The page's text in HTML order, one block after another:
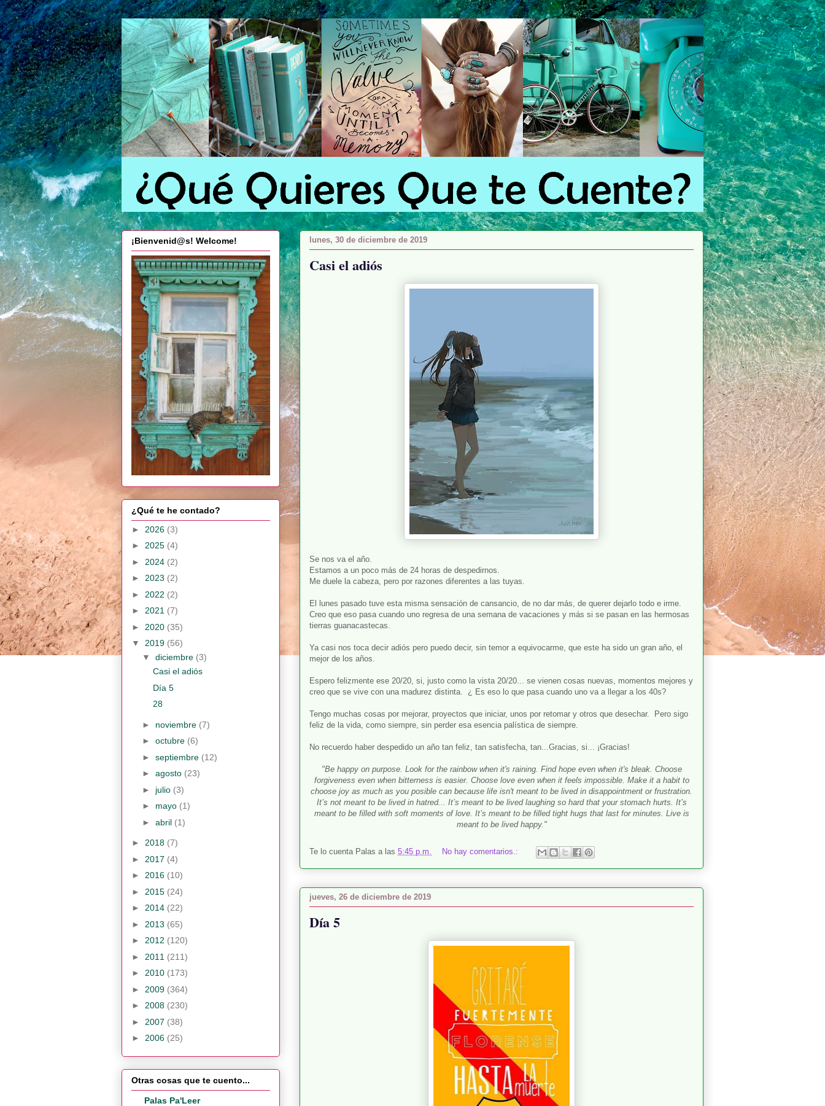
lunes, 30 de diciembre de 2019
Casi el adiós
Se nos va el año.
Estamos a un poco más de 24 horas de despedirnos.
Me duele la cabeza, pero por razones diferentes a las tuyas.
El lunes pasado tuve esta misma sensación de cansancio, de no dar más, de querer dejarlo todo e irme.
Creo que eso pasa cuando uno regresa de una semana de vacaciones y más si se pasan en las hermosas
tierras guanacastecas.
Ya casi nos toca decir adiós pero puedo decir, sin temor a equivocarme, que este ha sido un gran año, el
mejor de los años.
Espero felizmente ese 20/20, si, justo como la vista 20/20... se vienen cosas nuevas, momentos mejores y
creo que se vive con una madurez distinta. ¿ Es eso lo que pasa cuando uno va a llegar a los 40s?
Tengo muchas cosas por mejorar, proyectos que iniciar, unos por retomar y otros que desechar. Pero sigo
feliz de la vida, como siempre, sin perder esa esencia palística de siempre.
No recuerdo haber despedido un año tan feliz, tan satisfecha, tan...Gracias, si... ¡Gracias!
"Be happy on purpose. Look for the rainbow when it's raining. Find hope even when it's bleak. Choose
forgiveness even when bitterness is easier. Choose love even when it feels impossible. Make it a habit to
choose joy as much as you posible can because life isn't meant to be lived in disappointment or frustration.
It’s not meant to be lived in hatred... It’s meant to be lived laughing so hard that your stomach hurts. It’s
meant to be filled with soft moments of love. It’s meant to be filled tight hugs that last for minutes. Live is
meant to be lived happy."
Te lo cuenta Palas a las 5:45 p.m. No hay comentarios.:
jueves, 26 de diciembre de 2019
Día 5
¡Bienvenid@s! Welcome!
¿Qué te he contado?
► 2026 (3)
► 2025 (4)
► 2024 (2)
► 2023 (2)
► 2022 (2)
► 2021 (7)
► 2020 (35)
▼ 2019 (56)
▼ diciembre (3)
Casi el adiós
Día 5
28
► noviembre (7)
► octubre (6)
► septiembre (12)
► agosto (23)
► julio (3)
► mayo (1)
► abril (1)
► 2018 (7)
► 2017 (4)
► 2016 (10)
► 2015 (24)
► 2014 (22)
► 2013 (65)
► 2012 (120)
► 2011 (211)
► 2010 (173)
► 2009 (364)
► 2008 (230)
► 2007 (38)
► 2006 (25)
Otras cosas que te cuento...
Palas Pa'Leer